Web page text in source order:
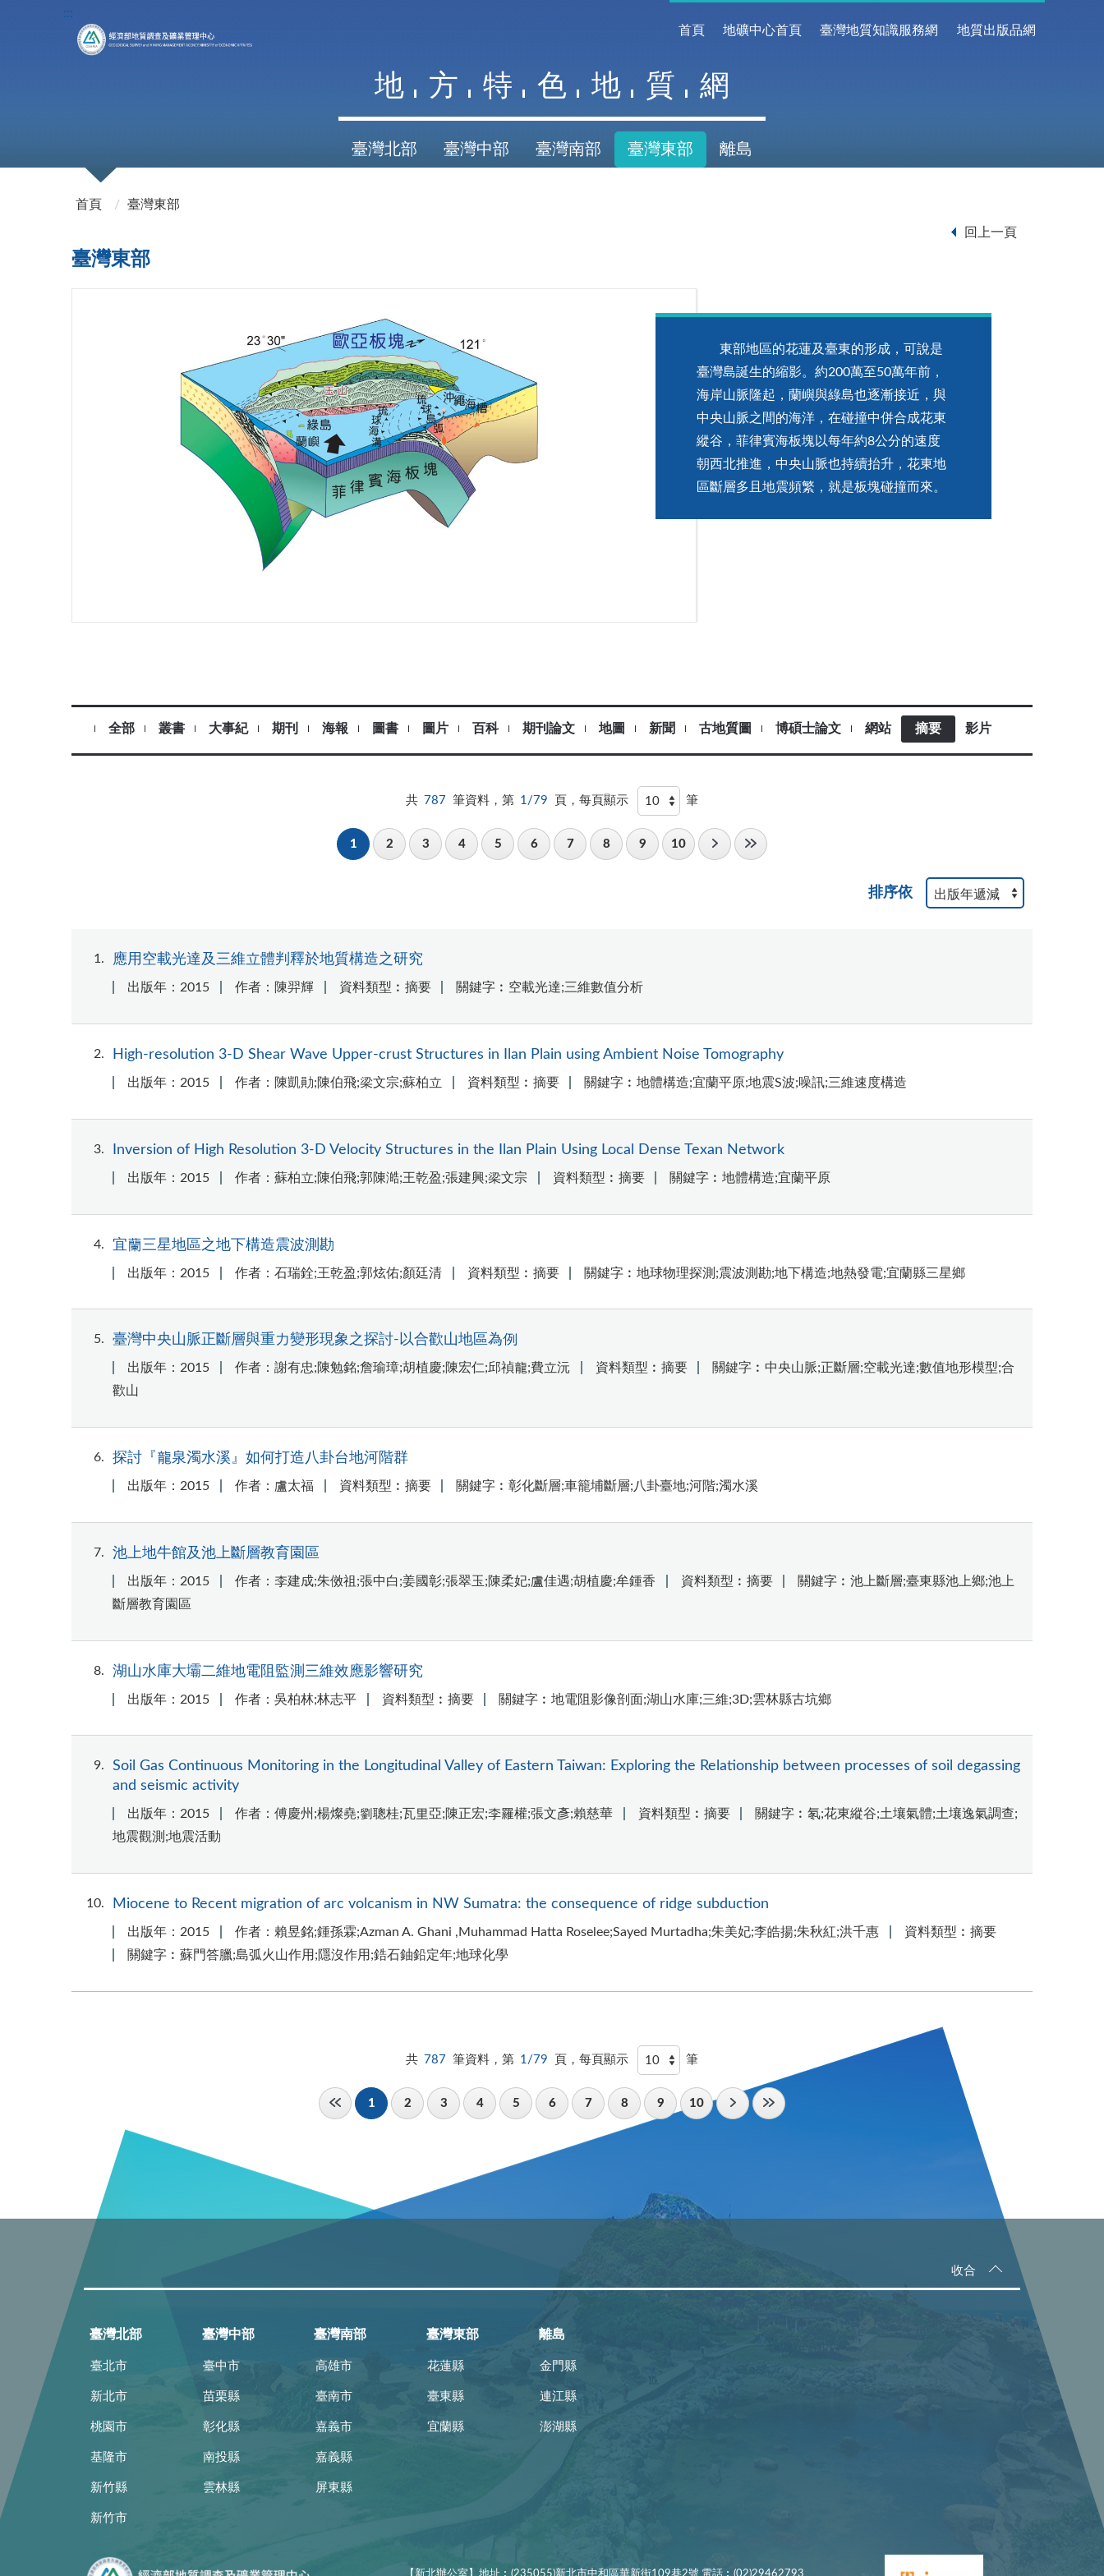
首頁 地礦中心首頁 臺灣地質知識服務網 地質出版品網
:::
地 方 特 色 地 質 網
臺灣北部 臺灣中部 臺灣南部 臺灣東部 離島
首頁
臺灣東部
回上一頁
臺灣東部
東部地區的花蓮及臺東的形成，可說是
臺灣島誕生的縮影。約200萬至50萬年前，
海岸山脈隆起，蘭嶼與綠島也逐漸接近，與
中央山脈之間的海洋，在碰撞中併合成花東
縱谷，菲律賓海板塊以每年約8公分的速度
朝西北推進，中央山脈也持續抬升，花東地
區斷層多且地震頻繁，就是板塊碰撞而來。
全部 叢書 大事紀 期刊 海報 圖書 圖片 百科 期刊論文 地圖 新聞 古地質圖 博碩士論文 網站 摘要 影片
共 787 筆資料，第 1/79 頁，每頁顯示 筆
1 2 3 4 5 6 7 8 9 10
排序依
1 應用空載光達及三維立體判釋於地質構造之研究
出版年：2015 作者：陳羿輝 資料類型︰摘要 關鍵字︰空載光達;三維數值分析
2 High-resolution 3-D Shear Wave Upper-crust Structures in Ilan Plain using Ambient Noise Tomography
出版年：2015 作者：陳凱勛;陳伯飛;梁文宗;蘇柏立 資料類型︰摘要 關鍵字︰地體構造;宜蘭平原;地震S波;噪訊;三維速度構造
3 Inversion of High Resolution 3-D Velocity Structures in the Ilan Plain Using Local Dense Texan Network
出版年：2015 作者：蘇柏立;陳伯飛;郭陳澔;王乾盈;張建興;梁文宗 資料類型︰摘要 關鍵字︰地體構造;宜蘭平原
4 宜蘭三星地區之地下構造震波測勘
出版年：2015 作者：石瑞銓;王乾盈;郭炫佑;顏廷清 資料類型︰摘要 關鍵字︰地球物理探測;震波測勘;地下構造;地熱發電;宜蘭縣三星鄉
5 臺灣中央山脈正斷層與重力變形現象之探討-以合歡山地區為例
出版年：2015 作者：謝有忠;陳勉銘;詹瑜璋;胡植慶;陳宏仁;邱禎龍;費立沅 資料類型︰摘要
關鍵字︰中央山脈;正斷層;空載光達;數值地形模型;合
歡山
6 探討『龍泉濁水溪』如何打造八卦台地河階群
出版年：2015 作者：盧太福 資料類型︰摘要 關鍵字︰彰化斷層;車籠埔斷層;八卦臺地;河階;濁水溪
7 池上地牛館及池上斷層教育園區
出版年：2015 作者：李建成;朱傚祖;張中白;姜國彰;張翠玉;陳柔妃;盧佳遇;胡植慶;牟鍾香 資料類型︰摘要
關鍵字︰池上斷層;臺東縣池上鄉;池上
斷層教育園區
8 湖山水庫大壩二維地電阻監測三維效應影響研究
出版年：2015 作者：吳柏林;林志平 資料類型︰摘要 關鍵字︰地電阻影像剖面;湖山水庫;三維;3D;雲林縣古坑鄉
9
Soil Gas Continuous Monitoring in the Longitudinal Valley of Eastern Taiwan: Exploring the Relationship between processes of soil degassing
and seismic activity
出版年：2015 作者：傅慶州;楊燦堯;劉聰桂;瓦里亞;陳正宏;李羅權;張文彥;賴慈華 資料類型︰摘要
關鍵字︰氡;花東縱谷;土壤氣體;土壤逸氣調查;
地震觀測;地震活動
10 Miocene to Recent migration of arc volcanism in NW Sumatra: the consequence of ridge subduction
出版年：2015 作者：賴昱銘;鍾孫霖;Azman A. Ghani ,Muhammad Hatta Roselee;Sayed Murtadha;朱美妃;李皓揚;朱秋紅;洪千惠
資料類型︰摘要
關鍵字︰蘇門答臘;島弧火山作用;隱沒作用;鋯石鈾鉛定年;地球化學
共 787 筆資料，第 1/79 頁，每頁顯示 筆
1 2 3 4 5 6 7 8 9 10
收合
臺灣北部
臺北市
新北市
桃園市
基隆市
新竹縣
新竹市
臺灣中部
臺中市
苗栗縣
彰化縣
南投縣
雲林縣
臺灣南部
高雄市
臺南市
嘉義市
嘉義縣
屏東縣
臺灣東部
花蓮縣
臺東縣
宜蘭縣
離島
金門縣
連江縣
澎湖縣
【新北辦公室】地址︰(235055)新北市中和區華新街109巷2號 電話︰(02)29462793